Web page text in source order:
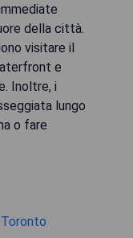
della città.
visitare il
e
Inoltre, i
lungo
o fare
Toronto